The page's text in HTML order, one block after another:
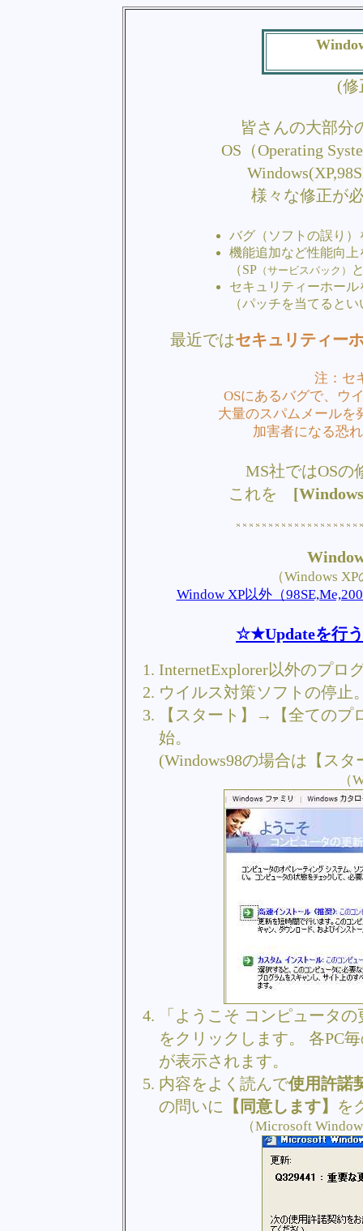
(修
皆さんの大部分
OS（Operating
様々な修正が
バグ（ソフトの誤り
機能追加など性能向上
（SP（サービスパック）
セキュリティーホール
（パッチを当てると
最近ではセキュリティー
注：セ
OSにあるバグで、ウ
大量のスパムメールを
加害者になる恐
MS社ではOSの
これを
（Windows
Window XP以外（
☆★Updateを行
InternetExplorer以外のプロ
ウイルス対策ソフトの停止
【スタート】→【全てのプ
始。
(Windows98の場合は【ス
（
「ようこそ コンピュータ
をクリックします。 各PC
が表示されます。
内容をよく読んで使用許諾
の問いに
【同意します】 を
（Microsoft